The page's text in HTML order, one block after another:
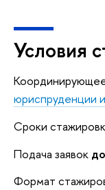
Условия
юриспруденции
Сроки
Подача заявок
Формат